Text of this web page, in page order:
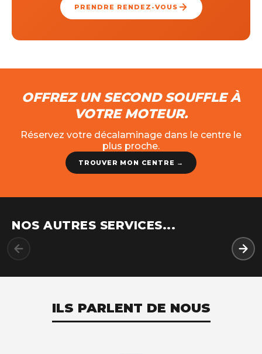
PRENDRE RENDEZ-VOUS
OFFREZ UN SECOND SOUFFLE À
VOTRE MOTEUR.
Réservez votre décalaminage dans le centre le
plus proche.
TROUVER MON CENTRE →
NOS AUTRES SERVICES...
ILS PARLENT DE NOUS